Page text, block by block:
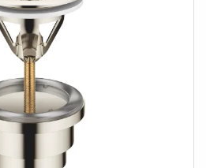
droite avec patte de boutonnage
avec poignets côtelés pour un
allongé et arrondi dans le
avec bouton-pression et
d'eau : 11000 Respirabilité : 5000
couleur : Indigo Matière : 100 %
polyester